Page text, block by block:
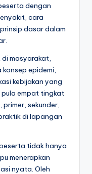
dengan
cara
dasar dalam
masyarakat,
epidemi,
kebijakan yang
pula empat tingkat
sekunder,
di lapangan
tidak hanya
menerapkan
nyata. Oleh